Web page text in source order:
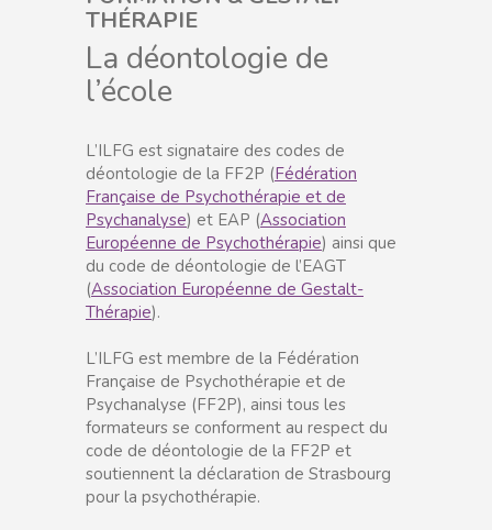
THÉRAPIE
La déontologie de
l’école
L’ILFG est signataire des codes de
déontologie de la FF2P (Fédération
Française de Psychothérapie et de
Psychanalyse) et EAP (Association
Européenne de Psychothérapie) ainsi que
du code de déontologie de l’EAGT
(Association Européenne de Gestalt-
Thérapie).
L’ILFG est membre de la Fédération
Française de Psychothérapie et de
Psychanalyse (FF2P), ainsi tous les
formateurs se conforment au respect du
code de déontologie de la FF2P et
soutiennent la déclaration de Strasbourg
pour la psychothérapie.